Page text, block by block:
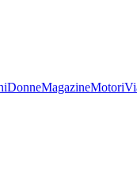
DonneMagazineMotori